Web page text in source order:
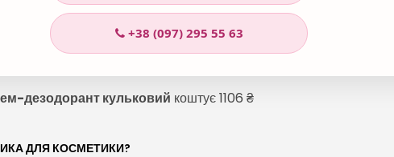
дезодорант кульковий коштує 1106 ₴
ДЛЯ КОСМЕТИКИ?
+38 (097) 295 55 63